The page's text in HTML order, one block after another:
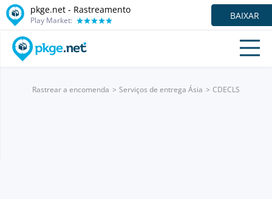
pkge.net - Rastreamento
Play Market: BAIXAR
Rastrear a encomenda Serviços de entrega Ásia CDECLS